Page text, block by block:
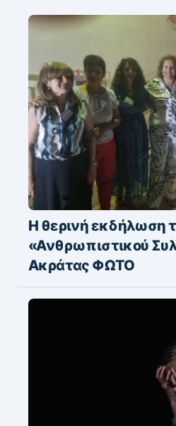
Η θερινή εκδήλωση
«Ανθρωπιστικού
Ακράτας ΦΩΤΟ